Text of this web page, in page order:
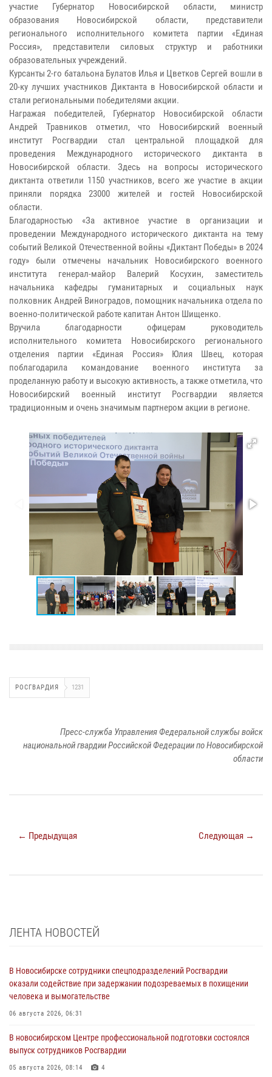
участие Губернатор Новосибирской области, министр
образования Новосибирской области, представители
регионального исполнительного комитета партии «Единая
Россия», представители силовых структур и работники
образовательных учреждений.
Курсанты 2-го батальона Булатов Илья и Цветков Сергей вошли в
20-ку лучших участников Диктанта в Новосибирской области и
стали региональными победителями акции.
Награжая победителей, Губернатор Новосибирской области
Андрей Травников отметил, что Новосибирский военный
институт Росгвардии стал центральной площадкой для
проведения Международного исторического диктанта в
Новосибирской области. Здесь на вопросы исторического
диктанта ответили 1150 участников, всего же участие в акции
приняли порядка 23000 жителей и гостей Новосибирской
области.
Благодарностью «За активное участие в организации и
проведении Международного исторического диктанта на тему
событий Великой Отечественной войны «Диктант Победы» в 2024
году» были отмечены начальник Новосибирского военного
института генерал-майор Валерий Косухин, заместитель
начальника кафедры гуманитарных и социальных наук
полковник Андрей Виноградов, помощник начальника отдела по
военно-политической работе капитан Антон Шищенко.
Вручила благодарности офицерам руководитель
исполнительного комитета Новосибирского регионального
отделения партии «Единая Россия» Юлия Швец, которая
поблагодарила командование военного института за
проделанную работу и высокую активность, а также отметила, что
Новосибирский военный институт Росгвардии является
традиционным и очень значимым партнером акции в регионе.
РОСГВАРДИЯ 1231
Пресс-служба Управления Федеральной службы войск
национальной гвардии Российской Федерации по Новосибирской
области
← Предыдущая Следующая →
ЛЕНТА НОВОСТЕЙ
В Новосибирске сотрудники спецподразделений Росгвардии
оказали содействие при задержании подозреваемых в похищении
человека и вымогательстве
06 августа 2026, 06:31
В новосибирском Центре профессиональной подготовки состоялся
выпуск сотрудников Росгвардии
05 августа 2026, 08:14 4